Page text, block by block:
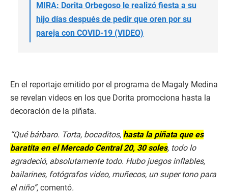
MIRA: Dorita Orbegoso le realizó fiesta a su
hijo días después de pedir que oren por su
pareja con COVID-19 (VIDEO)
En el reportaje emitido por el programa de Magaly Medina
se revelan videos en los que Dorita promociona hasta la
decoración de la piñata.
“Qué bárbaro. Torta, bocaditos, hasta la piñata que es
baratita en el Mercado Central 20, 30 soles, todo lo
agradeció, absolutamente todo. Hubo juegos inflables,
bailarines, fotógrafos video, muñecos, un super tono para
el niño”, comentó.